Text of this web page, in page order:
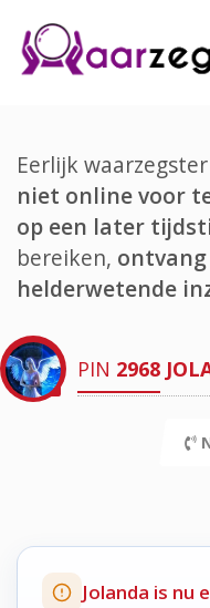
Eerlijk
niet online voor
op een later
bereiken,
helderwetende
PIN 2968
Jolanda is nu